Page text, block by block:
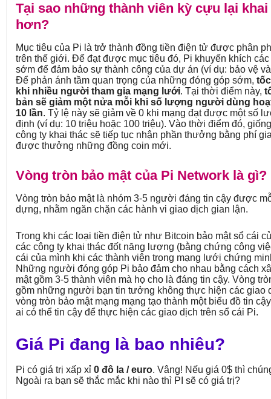
Tại sao những thành viên kỳ cựu lại
hơn?
Mục tiêu của Pi là trở thành đồng tiền điện tử được phân
trên thế giới. Để đạt được mục tiêu đó, Pi khuyến khích
sớm để đảm bảo sự thành công của dự án (ví dụ: bảo vệ
Để phản ánh tầm quan trọng của những đóng góp sớm,
khi nhiều người tham gia mạng lưới. Tại thời điểm này,
bản sẽ giảm một nửa mỗi khi số lượng người dùng
10 lần. Tỷ lệ này sẽ giảm về 0 khi mạng đạt được một số
định (ví dụ: 10 triệu hoặc 100 triệu). Vào thời điểm đó,
công ty khai thác sẽ tiếp tục nhận phần thưởng bằng phí
được thưởng những đồng coin mới.
Vòng tròn bảo mật của Pi Network là gì?
Vòng tròn bảo mật là nhóm 3-5 người đáng tin cậy được
dựng, nhằm ngăn chặn các hành vi giao dịch gian lận.
Trong khi các loại tiền điện tử như Bitcoin bảo mật sổ cái
các công ty khai thác đốt năng lượng (bằng chứng công
cái của mình khi các thành viên trong mạng lưới chứng
Những người đóng góp Pi bảo đảm cho nhau bằng cách
mật gồm 3-5 thành viên mà họ cho là đáng tin cậy. Vòng
gồm những người bạn tin tưởng không thực hiện các giao
vòng tròn bảo mật mạng mạng tạo thành một biểu đồ tin
ai có thể tin cậy để thực hiện các giao dịch trên sổ cái Pi.
Giá Pi đang là bao nhiêu?
Pi có giá trị xấp xỉ 0 đô la / euro. Vâng! Nếu giá 0$ thì
Ngoài ra bạn sẽ thắc mắc khi nào thì PI sẽ có giá trị?